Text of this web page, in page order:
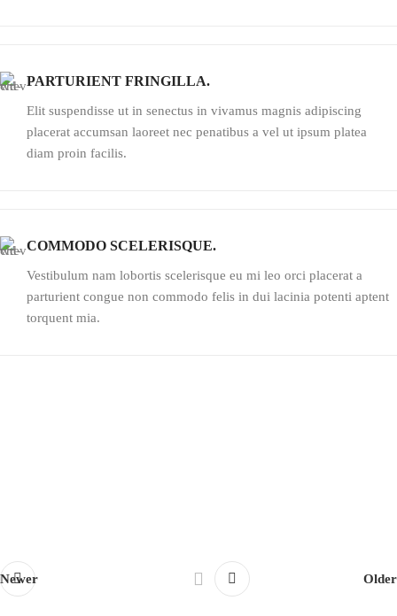
PARTURIENT FRINGILLA.
Elit suspendisse ut in senectus in vivamus magnis adipiscing
placerat accumsan laoreet nec penatibus a vel ut ipsum platea
diam proin facilis.
COMMODO SCELERISQUE.
Vestibulum nam lobortis scelerisque eu mi leo orci placerat a
parturient congue non commodo felis in dui lacinia potenti aptent
torquent mia.
Newer Older